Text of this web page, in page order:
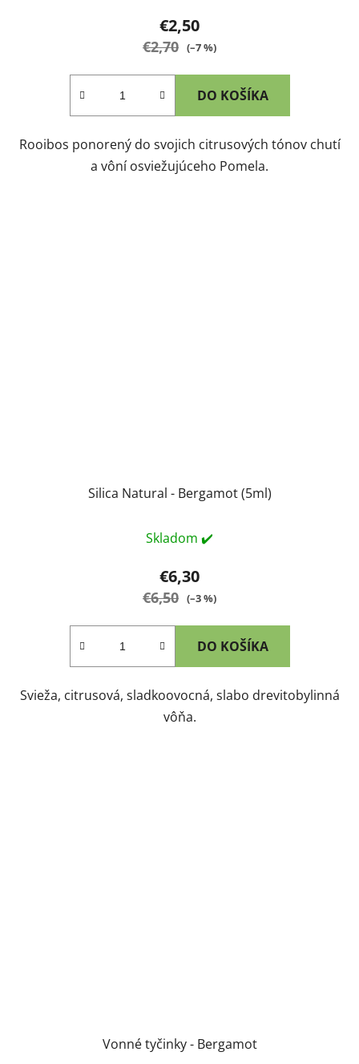
€2,50
€2,70 (–7 %)
DO KOŠÍKA
Rooibos ponorený do svojich citrusových tónov chutí
a vôní osviežujúceho Pomela.
Silica Natural - Bergamot (5ml)
Skladom ✔️
€6,30
€6,50 (–3 %)
DO KOŠÍKA
Svieža, citrusová, sladkoovocná, slabo drevitobylinná
vôňa.
Vonné tyčinky - Bergamot